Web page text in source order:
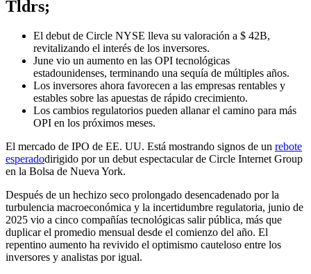
Tldrs;
El debut de Circle NYSE lleva su valoración a $ 42B,
revitalizando el interés de los inversores.
June vio un aumento en las OPI tecnológicas
estadounidenses, terminando una sequía de múltiples años.
Los inversores ahora favorecen a las empresas rentables y
estables sobre las apuestas de rápido crecimiento.
Los cambios regulatorios pueden allanar el camino para más
OPI en los próximos meses.
El mercado de IPO de EE. UU. Está mostrando signos de un rebote
esperadodirigido por un debut espectacular de Circle Internet Group
en la Bolsa de Nueva York.
Después de un hechizo seco prolongado desencadenado por la
turbulencia macroeconómica y la incertidumbre regulatoria, junio de
2025 vio a cinco compañías tecnológicas salir pública, más que
duplicar el promedio mensual desde el comienzo del año. El
repentino aumento ha revivido el optimismo cauteloso entre los
inversores y analistas por igual.